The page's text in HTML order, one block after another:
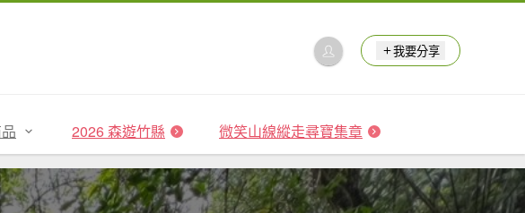
我要分享
2026 森遊竹縣 微笑山線縱走尋寶集章